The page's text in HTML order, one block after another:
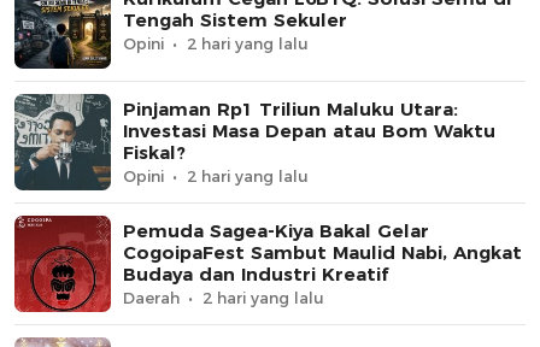
Tengah Sistem Sekuler
Opini 2 hari yang lalu
Pinjaman Rp1 Triliun Maluku Utara:
Investasi Masa Depan atau Bom Waktu
Fiskal?
Opini 2 hari yang lalu
Pemuda Sagea-Kiya Bakal Gelar
CogoipaFest Sambut Maulid Nabi, Angkat
Budaya dan Industri Kreatif
Daerah 2 hari yang lalu